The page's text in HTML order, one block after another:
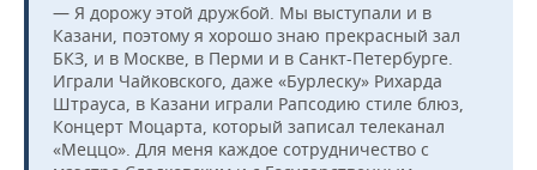
— Я дорожу этой дружбой. Мы выступали и в
Казани, поэтому я хорошо знаю прекрасный зал
БКЗ, и в Москве, в Перми и в Санкт-Петербурге.
Играли Чайковского, даже «Бурлеску» Рихарда
Штрауса, в Казани играли Рапсодию стиле блюз,
Концерт Моцарта, который записал телеканал
«Меццо». Для меня каждое сотрудничество с